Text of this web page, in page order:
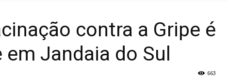
contra a Gripe é
Jandaia do Sul
663